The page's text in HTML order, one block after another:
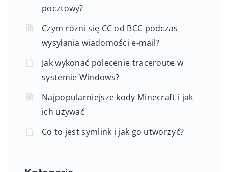
pocztowy?
Czym różni się CC od BCC podczas
wysyłania wiadomości e-mail?
Jak wykonać polecenie traceroute w
systemie Windows?
Najpopularniejsze kody Minecraft i jak
ich używać
Co to jest symlink i jak go utworzyć?